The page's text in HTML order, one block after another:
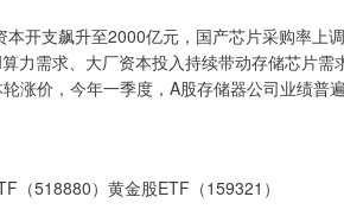
本开支飙升至2000亿元，国产芯片采购率上
力需求、大厂资本投入持续带动存储芯片
涨价，今年一季度，A股存储器公司业绩普
（518880）黄金股ETF（159321）